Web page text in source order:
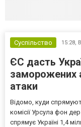
Суспільство 15:28,
ЄС дасть
заморожених
атаки
Відомо, куди
комісії Урсула фон
спрямує Україні 1,4